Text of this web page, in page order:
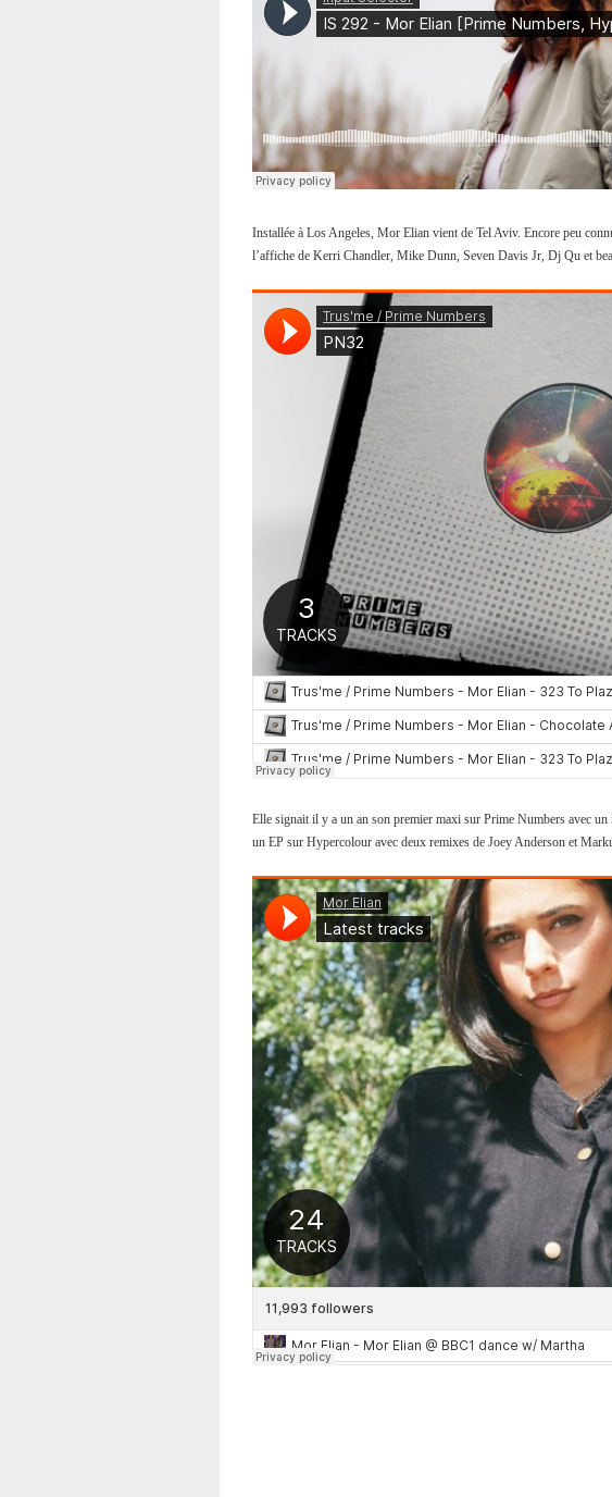
Installée à Los Angeles, Mor Elian vient de Tel Aviv. Encore peu
l’affiche de Kerri Chandler, Mike Dunn, Seven Davis Jr, Dj Qu et
Elle signait il y a un an son premier maxi sur Prime Numbers avec
un EP sur Hypercolour avec deux remixes de Joey Anderson et